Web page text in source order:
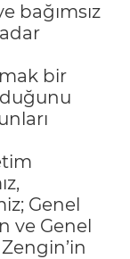
bağımsız
bir
Genel
ve Genel